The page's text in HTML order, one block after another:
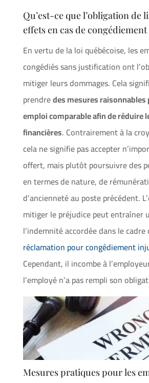
Qu’est-ce que l’obligation de
effets en cas de
En vertu de la loi québécoise, les
congédiés sans justification ont
mitiger leurs dommages. Cela
prendredes mesures
emploi comparable afin de réduire
financières. Contrairement à la
cela ne signifie pas accepter
offert, mais plutôt poursuivre des
en termes de nature, de
d’ancienneté au poste précédent.
mitiger le préjudice peut entraîner
l’indemnité accordée dans le cadre
réclamation pour congédiement
Cependant, il incombe à
l’employé n’a pas rempli son
Mesures pratiques pour les